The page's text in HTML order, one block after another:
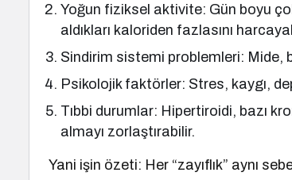
Yoğun fiziksel aktivite: Gün boyu
aldıkları kaloriden fazlasını
Sindirim sistemi problemleri: Mide,
Psikolojik faktörler: Stres, kaygı,
Tıbbi durumlar: Hipertiroidi, bazı
almayı zorlaştırabilir.
Yani işin özeti: Her “zayıflık” aynı